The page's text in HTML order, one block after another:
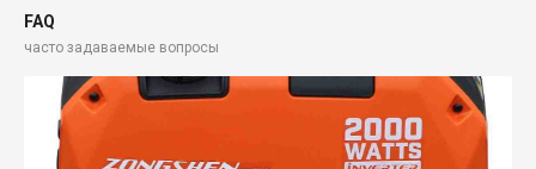
FAQ
часто задаваемые вопросы